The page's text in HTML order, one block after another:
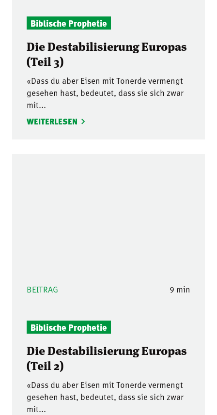
Biblische Prophetie
Die Destabilisierung Europas
(Teil 3)
«Dass du aber Eisen mit Tonerde vermengt
gesehen hast, bedeutet, dass sie sich zwar
mit...
WEITERLESEN
BEITRAG 9 min
Biblische Prophetie
Die Destabilisierung Europas
(Teil 2)
«Dass du aber Eisen mit Tonerde vermengt
gesehen hast, bedeutet, dass sie sich zwar
mit...